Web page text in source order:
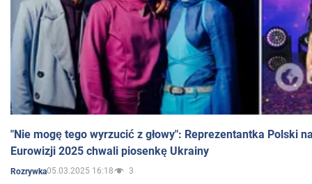
"Nie mogę tego wyrzucić z głowy": Reprezentantka Polski
Eurowizji 2025 chwali piosenkę Ukrainy
Rozrywka05.03.2025 16:18 3